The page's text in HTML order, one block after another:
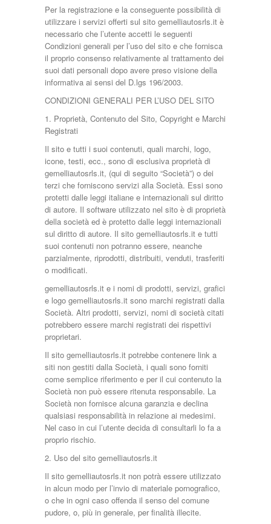
Airbag
Airbag passeggero
AM/FM Radio
Aria condizionata
Controllo di trazione
ALLESTIMENTO
Berlina
SUV
Utilitaria
CILINDRATA
0.5L-1.0L
1.1L-2.0L
2.1L-3.0L
CHILOMETRAGGIO
10,001-20,000
20,001-40,000
60,001-100,000
Più di 100,000
ANNO DEL MODELLO
2014 a oggi
FASCIA DI PREZZO
€ 10.000 - € 15.000
€ 5.000 - € 10.000
Più di € 15.000
TRASMISSIONE
Automatica
Manuale
Prezzo minimo:
Prezzo Massimo:
Tipologia:
Chilometraggio:
Alimentazione:
Per la registrazione e la conseguente possibilità di
utilizzare i servizi offerti sul sito gemelliautosrls.it è
necessario che l’utente accetti le seguenti
Condizioni generali per l’uso del sito e che fornisca
il proprio consenso relativamente al trattamento dei
suoi dati personali dopo avere preso visione della
informativa ai sensi del D.lgs 196/2003.
CONDIZIONI GENERALI PER L’USO DEL SITO
1. Proprietà, Contenuto del Sito, Copyright e Marchi
Registrati
Il sito e tutti i suoi contenuti, quali marchi, logo,
icone, testi, ecc., sono di esclusiva proprietà di
gemelliautosrls.it, (qui di seguito “Società”) o dei
terzi che forniscono servizi alla Società. Essi sono
protetti dalle leggi italiane e internazionali sul diritto
di autore. Il software utilizzato nel sito è di proprietà
della società ed è protetto dalle leggi internazionali
sul diritto di autore. Il sito gemelliautosrls.it e tutti
suoi contenuti non potranno essere, neanche
parzialmente, riprodotti, distribuiti, venduti, trasferiti
o modificati.
gemelliautosrls.it e i nomi di prodotti, servizi, grafici
e logo gemelliautosrls.it sono marchi registrati dalla
Società. Altri prodotti, servizi, nomi di società citati
potrebbero essere marchi registrati dei rispettivi
proprietari.
Il sito gemelliautosrls.it potrebbe contenere link a
siti non gestiti dalla Società, i quali sono forniti
come semplice riferimento e per il cui contenuto la
Società non può essere ritenuta responsabile. La
Società non fornisce alcuna garanzia e declina
qualsiasi responsabilità in relazione ai medesimi.
Nel caso in cui l’utente decida di consultarli lo fa a
proprio rischio.
2. Uso del sito gemelliautosrls.it
Il sito gemelliautosrls.it non potrà essere utilizzato
in alcun modo per l’invio di materiale pornografico,
o che in ogni caso offenda il senso del comune
pudore, o, più in generale, per finalità illecite.